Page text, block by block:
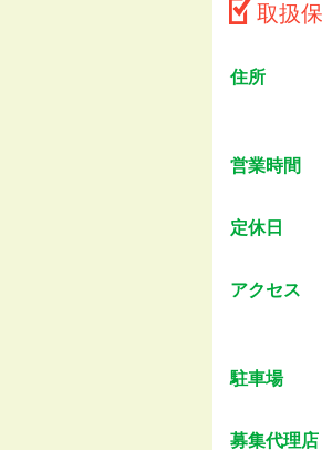
取扱
住所
営業時間
定休日
アクセス
駐車場
募集代理店